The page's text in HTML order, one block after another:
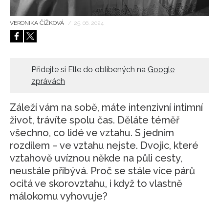
HOME
VERONIKA ČÍŽKOVÁ / 25. 06. 2024
Přidejte si Elle do oblíbených na Google
zprávách
Záleží vám na sobě, máte intenzivní intimní
život, trávíte spolu čas. Děláte téměř
všechno, co lidé ve vztahu. S jedním
rozdílem – ve vztahu nejste. Dvojic, které
vztahově uvíznou někde na půli cesty,
neustále přibývá. Proč se stále více párů
ocitá ve skorovztahu, i když to vlastně
málokomu vyhovuje?